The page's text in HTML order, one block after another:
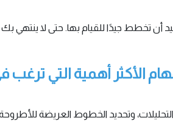
تخطط جيدًا للقيام بها. حتى لا ينتهي بك
الأكثر أهمية التي
وتحديد الخطوط العريضة للأطروحة